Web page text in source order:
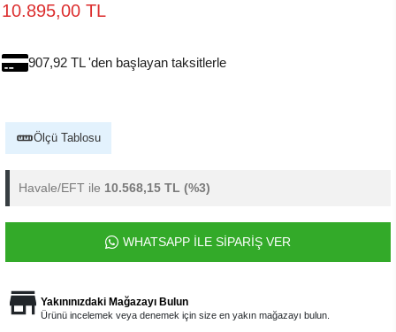
10.895,00 TL
907,92 TL 'den başlayan taksitlerle
Ölçü Tablosu
Havale/EFT ile 10.568,15 TL (%3)
WHATSAPP İLE SİPARİŞ VER
Yakınınızdaki Mağazayı Bulun
Ürünü incelemek veya denemek için size en yakın mağazayı bulun.